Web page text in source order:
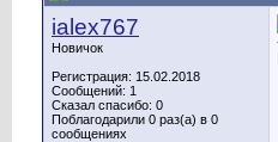
ialex767
Новичок
Регистрация: 15.02.2018
Сообщений: 1
Сказал спасибо: 0
Поблагодарили 0 раз(а) в 0
сообщениях